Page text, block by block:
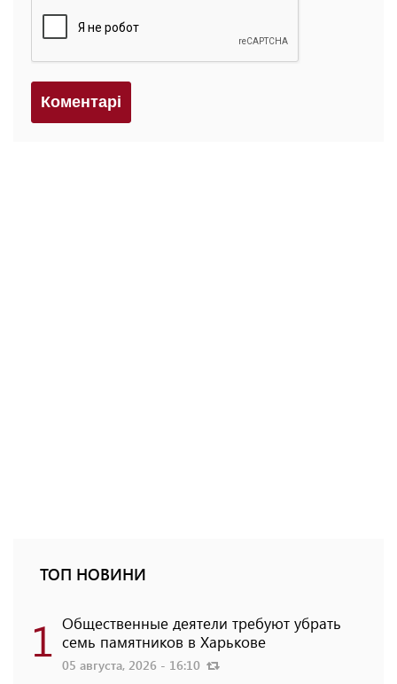
Коментарi
ТОП НОВИНИ
1 Общественные деятели требуют убрать
семь памятников в Харькове
05 августа, 2026 - 16:10